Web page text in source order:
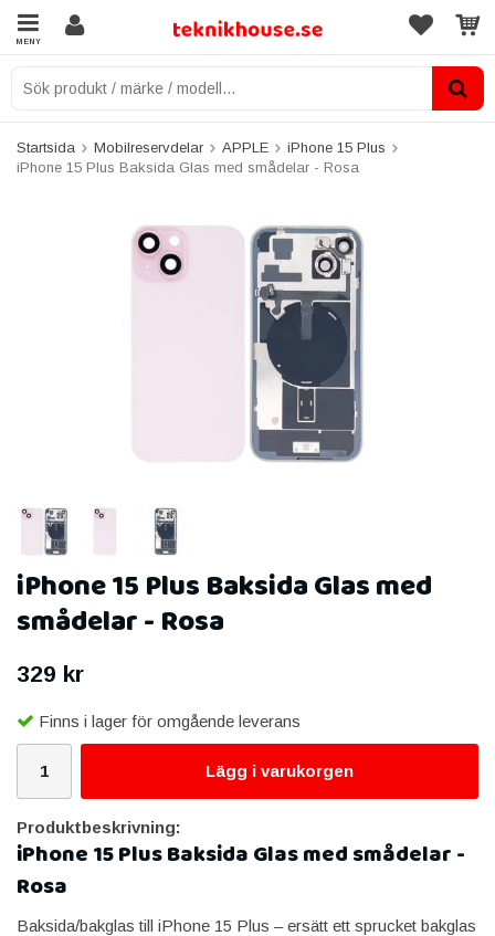
MENY
Startsida Mobilreservdelar APPLE
iPhone 15 Plus
iPhone 15 Plus Baksida Glas med smådelar - Rosa
iPhone 15 Plus Baksida Glas med
smådelar - Rosa
329 kr
Finns i lager för omgående leverans
Lägg i varukorgen
Produktbeskrivning:
iPhone 15 Plus Baksida Glas med smådelar -
Rosa
Baksida/bakglas till iPhone 15 Plus – ersätt ett sprucket bakglas